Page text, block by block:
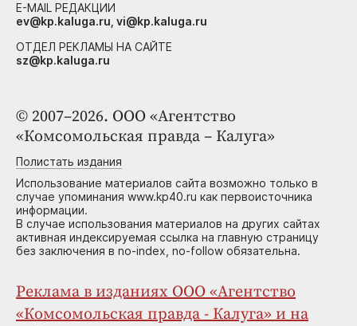
© 2007–2026. ООО «Агентство
«Комсомольская правда – Калуга»
Полистать издания
Использование материалов сайта возможно только в
случае упоминания www.kp40.ru как первоисточника
информации.
В случае использования материалов на других сайтах
активная индексируемая ссылка на главную страницу
без заключения в no-index, no-follow обязательна.
Реклама в изданиях ООО «Агентство
«Комсомольская правда - Калуга» и на
E-MAIL РЕДАКЦИИ
ev@kp.kaluga.ru, vi@kp.kaluga.ru
ОТДЕЛ РЕКЛАМЫ НА САЙТЕ
sz@kp.kaluga.ru